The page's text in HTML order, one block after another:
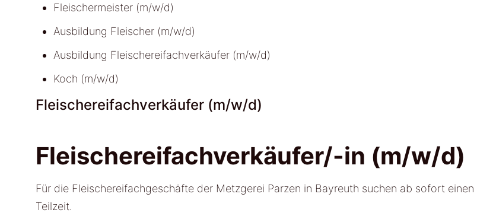
Fleischermeister (m/w/d)
Ausbildung Fleischer (m/w/d)
Ausbildung Fleischereifachverkäufer (m/w/d)
Koch (m/w/d)
Fleischereifachverkäufer (m/w/d)
Fleischereifachverkäufer/-in (m/w/d)
Für die Fleischereifachgeschäfte der Metzgerei Parzen in Bayreuth suchen ab sofort einen
Teilzeit.